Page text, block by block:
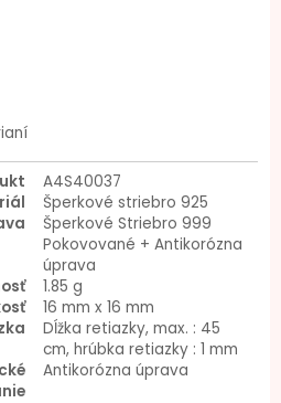
A4S40037
Šperkové striebro 925
Šperkové Striebro 999
Pokovované + Antikorózna
úprava
1.85 g
16 mm x 16 mm
Dĺžka retiazky, max. : 45
cm, hrúbka retiazky : 1 mm
Antikorózna úprava